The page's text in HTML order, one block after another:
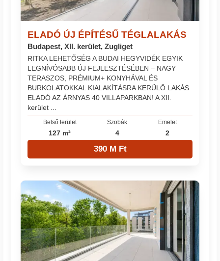
ELADÓ ÚJ ÉPÍTÉSŰ TÉGLALAKÁS
Budapest, XII. kerület, Zugliget
RITKA LEHETŐSÉG A BUDAI HEGYVIDÉK EGYIK
LEGNÍVÓSABB ÚJ FEJLESZTÉSÉBEN – NAGY
TERASZOS, PRÉMIUM+ KONYHÁVAL ÉS
BURKOLATOKKAL KIALAKÍTÁSRA KERÜLŐ LAKÁS
ELADÓ AZ ÁRNYAS 40 VILLAPARKBAN! A XII.
kerület ...
Belső terület
127 m²
Szobák
4
Emelet
2
390 M Ft